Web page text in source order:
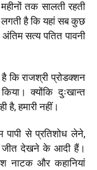
तक सालती रहती
है कि यहां सब कुछ
सत्य पतित पावनी
कि राजश्री प्रोडक्शन
क्योंकि दुःखान्त
है, हमारी नहीं।
से प्रतिशोध लेने,
जीत देखने के आदी हैं।
नाटक और कहानियां